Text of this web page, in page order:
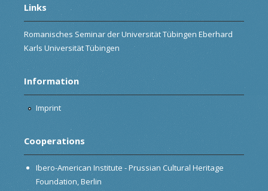
Links
Romanisches Seminar der Universität Tübingen Eberhard
Karls Universität Tübingen
Information
Imprint
Cooperations
Ibero-American Institute - Prussian Cultural Heritage
Foundation, Berlin